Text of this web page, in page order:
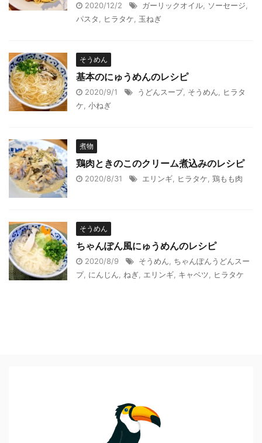
2020/12/2 ガーリックオイル ソーセージ
パスタ
ヒラタケ 玉ねぎ
そうめん
基本のにゅうめんのレシピ
2020/9/1 うどんスープ, そうめん
ヒラタ
ケ 小ねぎ
煮物
鶏肉ときのこのクリーム煮込みのレシピ
2020/8/31 エリンギ ヒラタケ 鶏もも肉
そうめん
ちゃんぽん風にゅうめんのレシピ
2020/8/9 そうめん
ちゃんぽんうどんスー
プ, にんじん ねぎ エリンギ キャベツ ヒラタケ